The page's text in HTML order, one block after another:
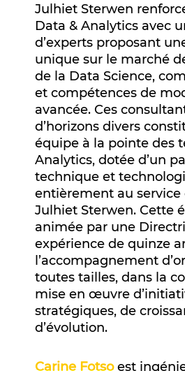
Julhiet Sterwen
Data & Analytics avec
d’experts proposant
unique sur le marché
de la Data Science,
et compétences de
avancée. Ces
d’horizons divers
équipe à la pointe des
Analytics, dotée d’un
technique et
entièrement au service
Julhiet Sterwen. Cette
animée par une
expérience de quinze
l’accompagnement
toutes tailles, dans la
mise en œuvre
stratégiques, de
d’évolution.
Carine Fotsoest